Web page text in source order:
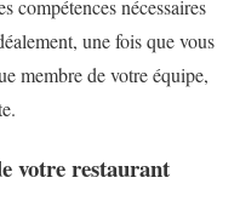
compétences nécessaires
une fois que vous
membre de votre équipe,
votre restaurant